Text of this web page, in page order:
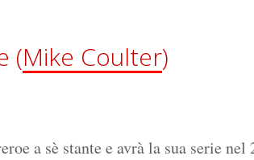
(Mike Coulter)
a sè stante e avrà la sua serie